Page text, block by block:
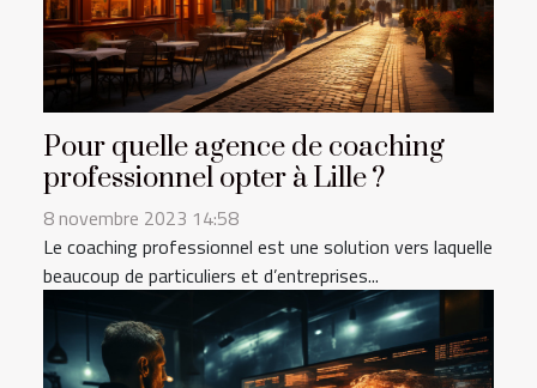
Pour quelle agence de coaching
professionnel opter à Lille ?
8 novembre 2023 14:58
Le coaching professionnel est une solution vers laquelle
beaucoup de particuliers et d’entreprises...